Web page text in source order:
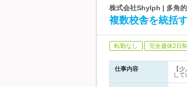
株式会社Shylph | 多角
複数校舎を統括
転勤なし 完全週休2日制
仕事内容
【
して